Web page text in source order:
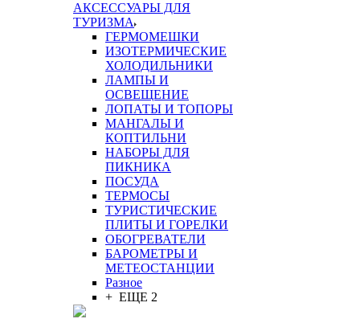
АКСЕССУАРЫ ДЛЯ
ТУРИЗМА
ГЕРМОМЕШКИ
ИЗОТЕРМИЧЕСКИЕ
ХОЛОДИЛЬНИКИ
ЛАМПЫ И
ОСВЕЩЕНИЕ
ЛОПАТЫ И ТОПОРЫ
МАНГАЛЫ И
КОПТИЛЬНИ
НАБОРЫ ДЛЯ
ПИКНИКА
ПОСУДА
ТЕРМОСЫ
ТУРИСТИЧЕСКИЕ
ПЛИТЫ И ГОРЕЛКИ
ОБОГРЕВАТЕЛИ
БАРОМЕТРЫ И
МЕТЕОСТАНЦИИ
Разное
+ ЕЩЕ 2